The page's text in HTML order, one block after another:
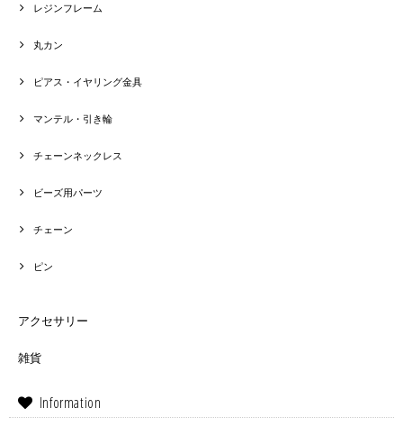
レジンフレーム
丸カン
ピアス・イヤリング金具
マンテル・引き輪
チェーンネックレス
ビーズ用パーツ
チェーン
ピン
アクセサリー
雑貨
Information